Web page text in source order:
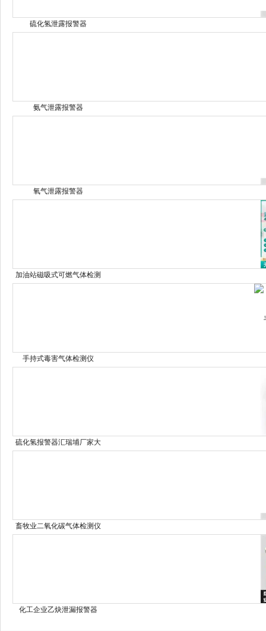
硫化氢泄露报警器
氨气泄露报警器
氧气泄露报警器
加油站磁吸式可燃气体检测
手持式毒害气体检测仪
硫化氢报警器汇瑞埔厂家大
畜牧业二氧化碳气体检测仪
化工企业乙炔泄漏报警器